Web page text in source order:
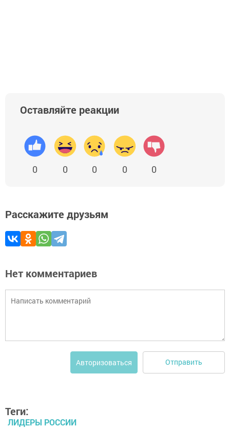
Оставляйте реакции
0 0 0 0 0
Расскажите друзьям
Нет комментариев
Авторизоваться Отправить
Теги:
ЛИДЕРЫ РОССИИ